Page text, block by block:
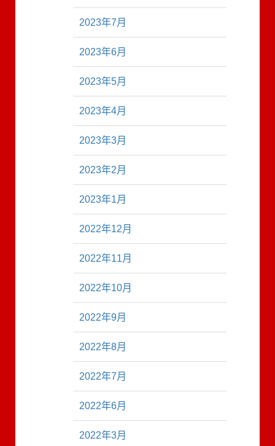
2023年7月
2023年6月
2023年5月
2023年4月
2023年3月
2023年2月
2023年1月
2022年12月
2022年11月
2022年10月
2022年9月
2022年8月
2022年7月
2022年6月
2022年3月